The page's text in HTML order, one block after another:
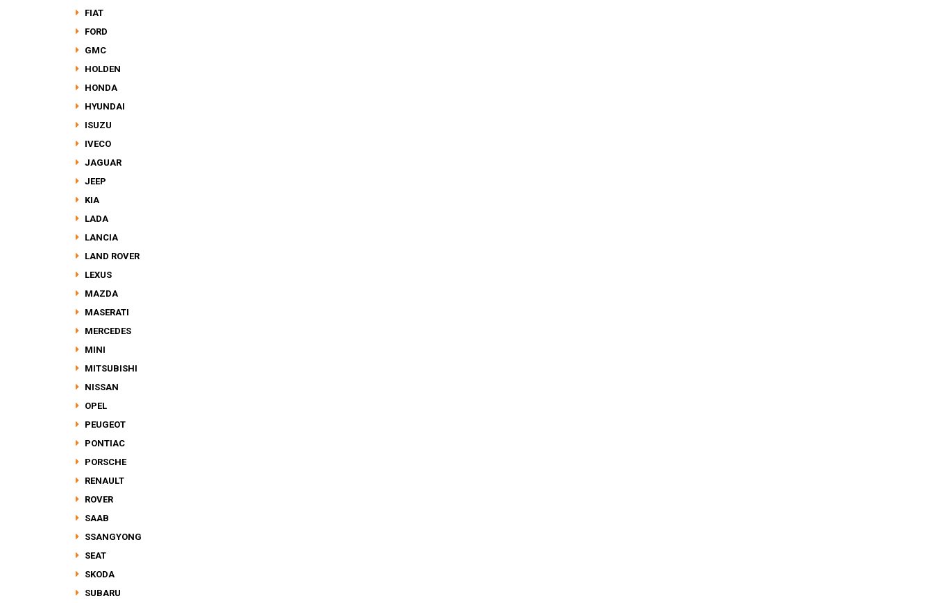
FIAT
FORD
GMC
HOLDEN
HONDA
HYUNDAI
ISUZU
IVECO
JAGUAR
JEEP
KIA
LADA
LANCIA
LAND ROVER
LEXUS
MAZDA
MASERATI
MERCEDES
MINI
MITSUBISHI
NISSAN
OPEL
PEUGEOT
PONTIAC
PORSCHE
RENAULT
ROVER
SAAB
SSANGYONG
SEAT
SKODA
SUBARU